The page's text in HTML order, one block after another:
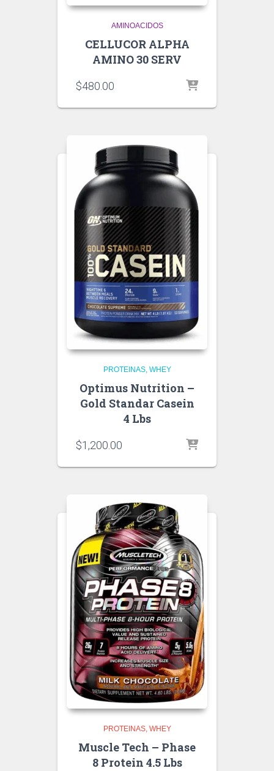
AMINOACIDOS
CELLUCOR ALPHA
AMINO 30 SERV
$480.00
PROTEINAS WHEY
Optimus Nutrition –
Gold Standar Casein
4 Lbs
$1,200.00
PROTEINAS WHEY
Muscle Tech – Phase
8 Protein 4.5 Lbs